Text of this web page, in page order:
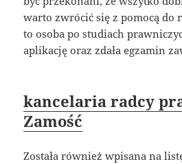
warto zwrócić się z pomocą do
to osoba po studiach
aplikację oraz zdała egzamin
kancelaria radcy
Zamość
Została również wpisana na